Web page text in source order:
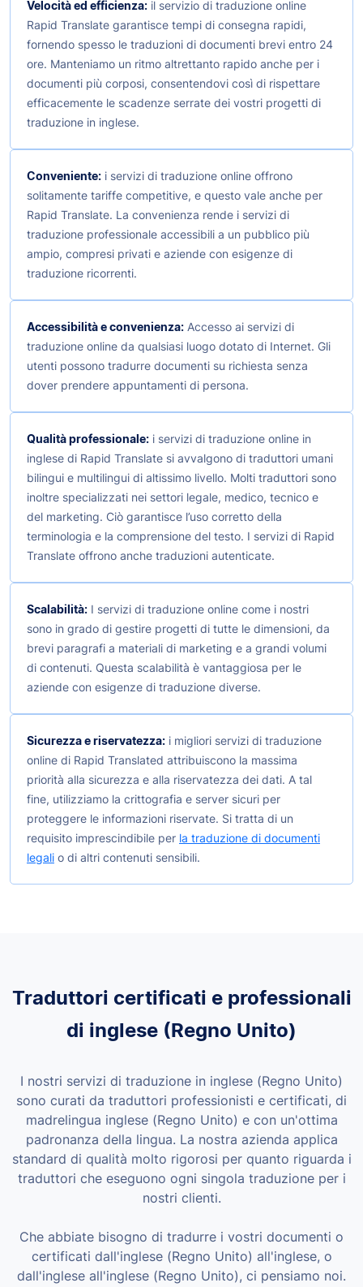
Velocità ed efficienza: il servizio di traduzione online
Rapid Translate garantisce tempi di consegna rapidi,
fornendo spesso le traduzioni di documenti brevi entro 24
ore. Manteniamo un ritmo altrettanto rapido anche per i
documenti più corposi, consentendovi così di rispettare
efficacemente le scadenze serrate dei vostri progetti di
traduzione in inglese.
Conveniente: i servizi di traduzione online offrono
solitamente tariffe competitive, e questo vale anche per
Rapid Translate. La convenienza rende i servizi di
traduzione professionale accessibili a un pubblico più
ampio, compresi privati e aziende con esigenze di
traduzione ricorrenti.
Accessibilità e convenienza: Accesso ai servizi di
traduzione online da qualsiasi luogo dotato di Internet. Gli
utenti possono tradurre documenti su richiesta senza
dover prendere appuntamenti di persona.
Qualità professionale: i servizi di traduzione online in
inglese di Rapid Translate si avvalgono di traduttori umani
bilingui e multilingui di altissimo livello. Molti traduttori sono
inoltre specializzati nei settori legale, medico, tecnico e
del marketing. Ciò garantisce l’uso corretto della
terminologia e la comprensione del testo. I servizi di Rapid
Translate offrono anche traduzioni autenticate.
Scalabilità: I servizi di traduzione online come i nostri
sono in grado di gestire progetti di tutte le dimensioni, da
brevi paragrafi a materiali di marketing e a grandi volumi
di contenuti. Questa scalabilità è vantaggiosa per le
aziende con esigenze di traduzione diverse.
Sicurezza e riservatezza: i migliori servizi di traduzione
online di Rapid Translated attribuiscono la massima
priorità alla sicurezza e alla riservatezza dei dati. A tal
fine, utilizziamo la crittografia e server sicuri per
proteggere le informazioni riservate. Si tratta di un
requisito imprescindibile per la traduzione di documenti
legali o di altri contenuti sensibili.
Traduttori certificati e professionali
di inglese (Regno Unito)
I nostri servizi di traduzione in inglese (Regno Unito)
sono curati da traduttori professionisti e certificati, di
madrelingua inglese (Regno Unito) e con un'ottima
padronanza della lingua. La nostra azienda applica
standard di qualità molto rigorosi per quanto riguarda i
traduttori che eseguono ogni singola traduzione per i
nostri clienti.
Che abbiate bisogno di tradurre i vostri documenti o
certificati dall'inglese (Regno Unito) all'inglese, o
dall'inglese all'inglese (Regno Unito), ci pensiamo noi.